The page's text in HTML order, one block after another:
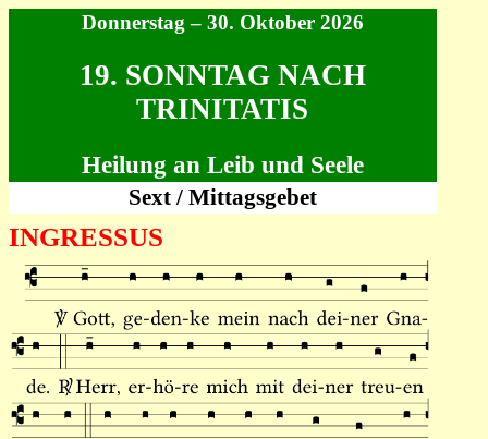
Donnerstag – 30. Oktober 2026
19. SONNTAG NACH
TRINITATIS
Heilung an Leib und Seele
Sext / Mittagsgebet
INGRESSUS